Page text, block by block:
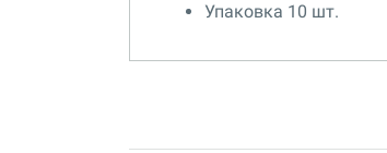
Упаковка 10 шт.